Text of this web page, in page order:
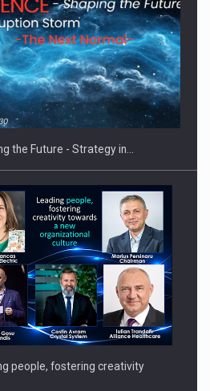
2026, fueled by benzinariile RO…
the Future - Strategy in…
people, fostering creativity